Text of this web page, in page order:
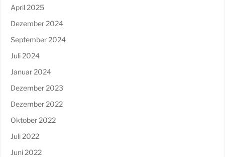
April 2025
Dezember 2024
September 2024
Juli 2024
Januar 2024
Dezember 2023
Dezember 2022
Oktober 2022
Juli 2022
Juni 2022